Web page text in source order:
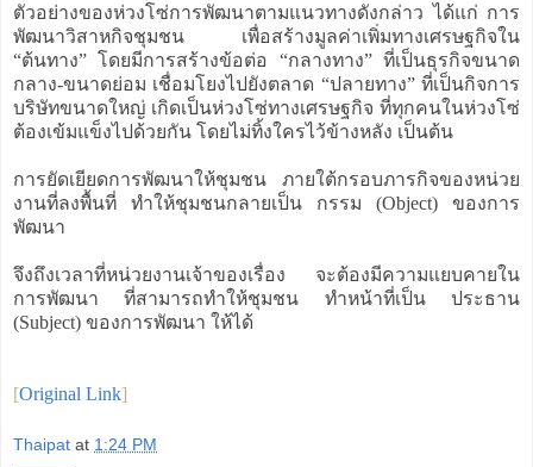
ตัวอย่างของห่วงโซ่การพัฒนาตามแนวทางดังกล่าว ได้แก่ การ
พัฒนาวิสาหกิจชุมชน เพื่อสร้างมูลค่าเพิ่มทางเศรษฐกิจใน
“ต้นทาง” โดยมีการสร้างข้อต่อ “กลางทาง” ที่เป็นธุรกิจขนาด
กลาง-ขนาดย่อม เชื่อมโยงไปยังตลาด “ปลายทาง” ที่เป็นกิจการ
บริษัทขนาดใหญ่ เกิดเป็นห่วงโซ่ทางเศรษฐกิจ ที่ทุกคนในห่วงโซ่
ต้องเข้มแข็งไปด้วยกัน โดยไม่ทิ้งใครไว้ข้างหลัง เป็นต้น
การยัดเยียดการพัฒนาให้ชุมชน ภายใต้กรอบภารกิจของหน่วย
งานที่ลงพื้นที่ ทำให้ชุมชนกลายเป็น กรรม (Object) ของการ
พัฒนา
จึงถึงเวลาที่หน่วยงานเจ้าของเรื่อง จะต้องมีความแยบคายใน
การพัฒนา ที่สามารถทำให้ชุมชน ทำหน้าที่เป็น ประธาน
(Subject) ของการพัฒนา ให้ได้
[Original Link]
Thaipat at 1:24 PM